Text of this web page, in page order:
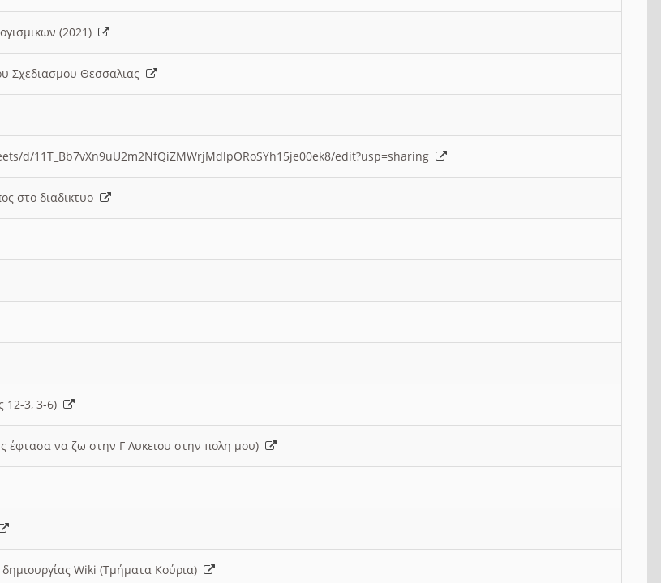
(2021)
Σχεδιασμου Θεσσαλιας
d/11T_Bb7vXn9uU2m2NfQiZMWrjMdlpORoSYh15je00ek8/edit?usp=sharing
στο διαδικτυο
12-3, 3-6)
έφτασα να ζω στην Γ Λυκειου στην πολη μου)
Wiki (Τμήματα Κούρια)